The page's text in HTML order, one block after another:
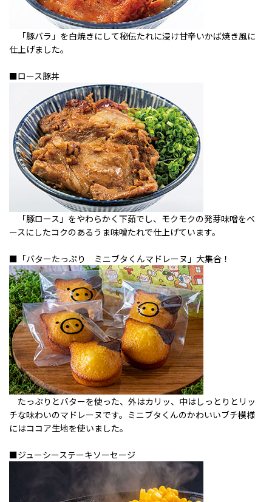
「豚バラ」を白焼きにして秘伝たれに浸け甘辛いかば焼き風に
仕上げました。
■ロース豚丼
「豚ロース」をやわらかく下茹でし、モクモクの発芽味噌をベ
ースにしたコクのあるうま味噌たれで仕上げています。
■「バターたっぷり ミニブタくんマドレーヌ」大集合！
たっぷりとバターを使った、外はカリッ、中はしっとりとリッ
チな味わいのマドレーヌです。ミニブタくんのかわいいブチ模様
にはココア生地を使いました。
■ジューシーステーキソーセージ